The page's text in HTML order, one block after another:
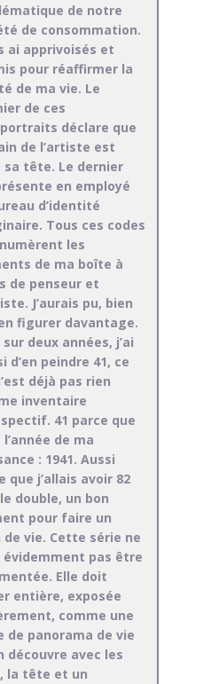
de notre
de consommation.
ai apprivoisés et
pour réaffirmer la
de ma vie. Le
de ces
déclare que
de l’artiste est
sa tête. Le dernier
en employé
d’identité
Tous ces codes
les
de ma boîte à
de penseur et
J’aurais pu, bien
figurer davantage.
sur deux années, j’ai
d’en peindre 41, ce
déjà pas rien
inventaire
41 parce que
l’année de ma
: 1941. Aussi
que j’allais avoir 82
double, un bon
pour faire un
de vie. Cette série ne
évidemment pas être
Elle doit
entière, exposée
comme une
de panorama de vie
découvre avec les
la tête et un